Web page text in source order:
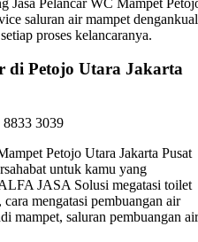
saluran air mampet
proses kelancaranya.
di Petojo Utara Jakarta
3039
Petojo Utara Jakarta Pusat
untuk kamu yang
JASA Solusi megatasi toilet
mengatasi pembuangan air
mampet, saluran pembuangan air